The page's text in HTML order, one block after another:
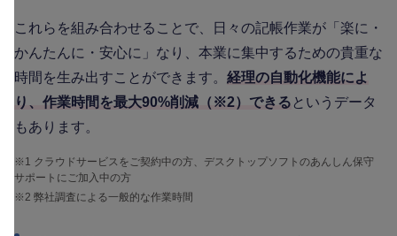
これらを組み合わせることで、日々の記帳作業が「楽に・
かんたんに・安心に」なり、本業に集中するための貴重な
時間を生み出すことができます。 経理の自動化機能によ
り、作業時間を最大90%削減（※2）できる というデータ
もあります。
※1 クラウドサービスをご契約中の方、デスクトップソフトのあんしん保守
サポートにご加入中の方
※2 弊社調査による一般的な作業時間